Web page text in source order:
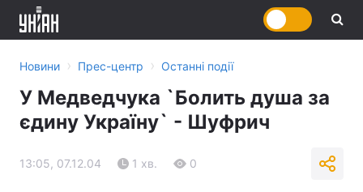
Новини › Прес-центр › Останні події
У Медведчука `Болить душа за
єдину Україну` - Шуфрич
13:05, 07.12.04 1 хв. 0